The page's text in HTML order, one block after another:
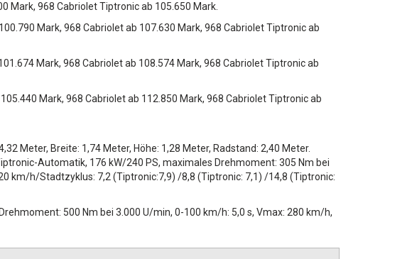
Mark, 968 Cabriolet Tiptronic ab 105.650 Mark.
Mark, 968 Cabriolet ab 107.630 Mark, 968 Cabriolet Tiptronic ab
Mark, 968 Cabriolet ab 108.574 Mark, 968 Cabriolet Tiptronic ab
Mark, 968 Cabriolet ab 112.850 Mark, 968 Cabriolet Tiptronic ab
Meter, Breite: 1,74 Meter, Höhe: 1,28 Meter, Radstand: 2,40 Meter.
Automatik, 176 kW/240 PS, maximales Drehmoment: 305 Nm bei
km/h/Stadtzyklus: 7,2 (Tiptronic:7,9) /8,8 (Tiptronic: 7,1) /14,8 (Tiptronic:
500 Nm bei 3.000 U/min, 0-100 km/h: 5,0 s, Vmax: 280 km/h,